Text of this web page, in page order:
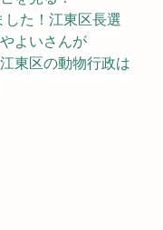
た！江東区長選
よいさんが
東区の動物行政は